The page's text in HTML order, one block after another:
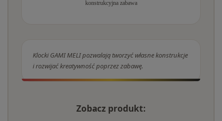
konstrukcyjna zabawa
Klocki GAMI MELI pozwalają tworzyć własne konstrukcje
i rozwijać kreatywność poprzez zabawę.
Zobacz produkt: